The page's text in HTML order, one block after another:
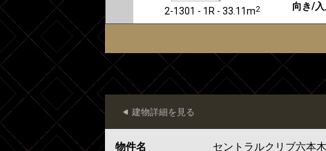
2-1301 - 1R - 33.11m2
向き/
建物詳細を見る
物件名 セントラルクリブ六本木